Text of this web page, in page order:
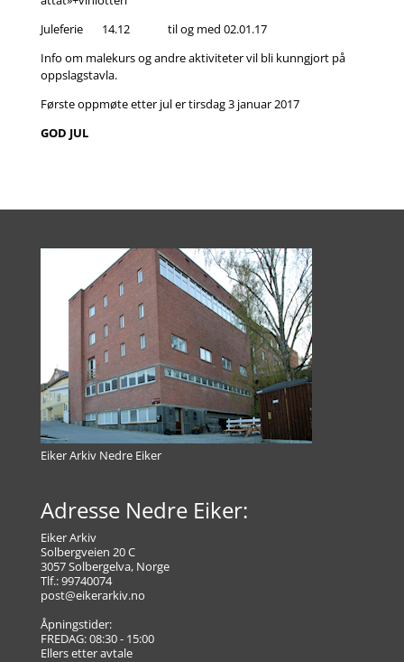
Juleferie 14.12 til og med 02.01.17
Info om malekurs og andre aktiviteter vil bli kunngjort på
oppslagstavla.
Første oppmøte etter jul er tirsdag 3 januar 2017
GOD JUL
Eiker Arkiv Nedre Eiker
Adresse Nedre Eiker:
Eiker Arkiv
Solbergveien 20 C
3057 Solbergelva, Norge
Tlf.: 99740074
post@eikerarkiv.no
Åpningstider:
FREDAG: 08:30 - 15:00
Ellers etter avtale